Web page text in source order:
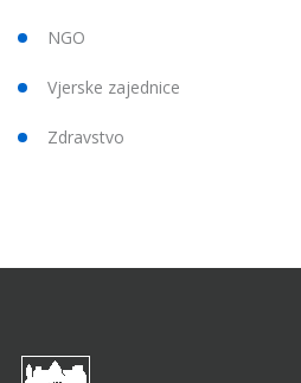
NGO
Vjerske zajednice
Zdravstvo